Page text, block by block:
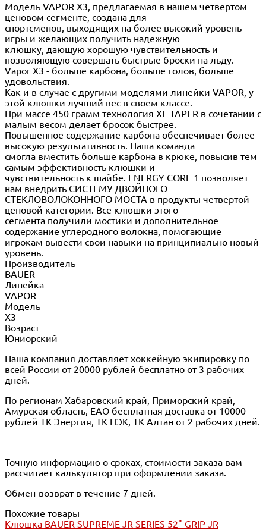
Модель VAPOR Х3, предлагаемая в нашем четвертом
ценовом сегменте, создана для
спортсменов, выходящих на более высокий уровень
игры и желающих получить надежную
клюшку, дающую хорошую чувствительность и
позволяющую совершать быстрые броски на льду.
Vapor X3 - больше карбона, больше голов, больше
удовольствия.
Как и в случае с другими моделями линейки VAPOR, у
этой клюшки лучший вес в своем классе.
При массе 450 грамм технология XE TAPER в сочетании с
малым весом делает бросок быстрее.
Повышенное содержание карбона обеспечивает более
высокую результативность. Наша команда
смогла вместить больше карбона в крюке, повысив тем
самым эффективность клюшки и
чувствительность к шайбе. ENERGY CORE 1 позволяет
нам внедрить СИСТЕМУ ДВОЙНОГО
СТЕКЛОВОЛОКОННОГО МОСТА в продукты четвертой
ценовой категории. Все клюшки этого
сегмента получили мостики и дополнительное
содержание углеродного волокна, помогающие
игрокам вывести свои навыки на принципиально новый
уровень.
Производитель
BAUER
Линейка
VAPOR
Модель
X3
Возраст
Юниорский
Наша компания доставляет хоккейную экипировку по
всей России от 20000 рублей бесплатно от 3 рабочих
дней.
По регионам Хабаровский край, Приморский край,
Амурская область, ЕАО бесплатная доставка от 10000
рублей ТК Энергия, ТК ПЭК, ТК Алтан от 2 рабочих дней.
Точную информацию о сроках, стоимости заказа вам
рассчитает калькулятор при оформлении заказа.
Обмен-возврат в течение 7 дней.
Похожие товары
Клюшка BAUER SUPREME JR SERIES 52" GRIP JR